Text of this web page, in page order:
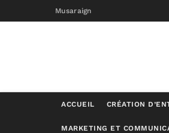
Musaraign
ACCUEIL CRÉATION
MARKETING ET